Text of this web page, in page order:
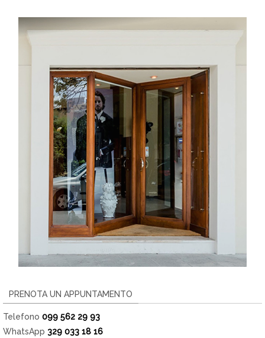
PRENOTA UN APPUNTAMENTO
Telefono 099 562 29 93
WhatsApp 329 033 18 16